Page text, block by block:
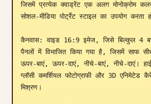
ब्लॉग
अपडेट
जिसमें प्रत्येक क्वाड्रेंट एक अलग मोनोक्रोम
सोशल-मीडिया पोर्ट्रेट स्टाइल का उपयोग करता
कैनवास: वाइड 16:9 इमेज, जिसे बिल्कुल 4
पैनलों में विभाजित किया गया है, जिसमें साफ
ऊपर-बाएं, ऊपर-दाएं, नीचे-बाएं, नीचे-दाएं।
ग्लॉसी कमर्शियल फोटोग्राफी और 3D एनिमेटेड
मिश्रण।